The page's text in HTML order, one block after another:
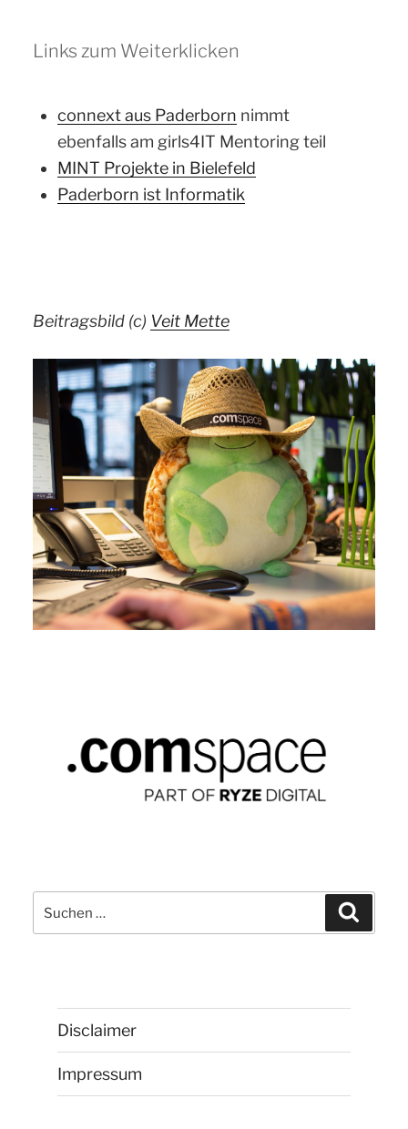
Links zum Weiterklicken
connext aus Paderborn nimmt
ebenfalls am girls4IT Mentoring teil
MINT Projekte in Bielefeld
Paderborn ist Informatik
Beitragsbild (c) Veit Mette
Suchen
nach:
Disclaimer
Impressum